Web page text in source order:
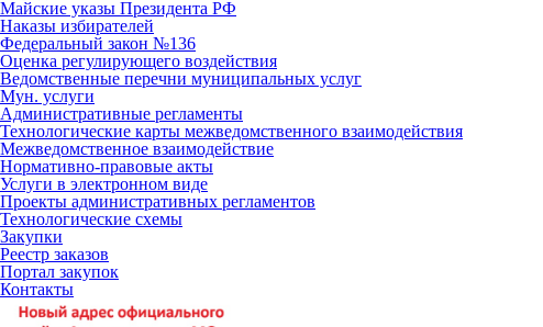
Майские указы Президента РФ
Наказы избирателей
Федеральный закон №136
Оценка регулирующего воздействия
Ведомственные перечни муниципальных услуг
Мун. услуги
Административные регламенты
Технологические карты межведомственного взаимодействия
Межведомственное взаимодействие
Нормативно-правовые акты
Услуги в электронном виде
Проекты административных регламентов
Технологические схемы
Закупки
Реестр заказов
Портал закупок
Контакты